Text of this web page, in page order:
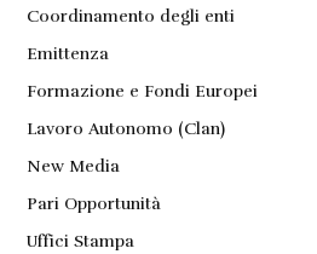
Coordinamento degli enti
Emittenza
Formazione e Fondi Europei
Lavoro Autonomo (Clan)
New Media
Pari Opportunità
Uffici Stampa